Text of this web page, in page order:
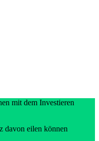
mit dem Investieren
davon eilen können